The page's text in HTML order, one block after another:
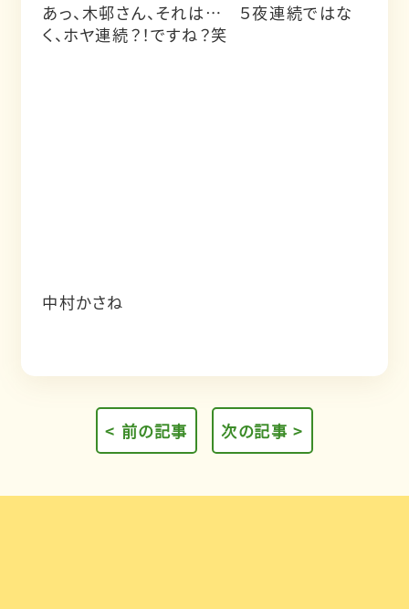
あっ、木邨さん、それは… ５夜連続ではな
く、ホヤ連続？！ですね？笑
中村かさね
< 前の記事 次の記事 >